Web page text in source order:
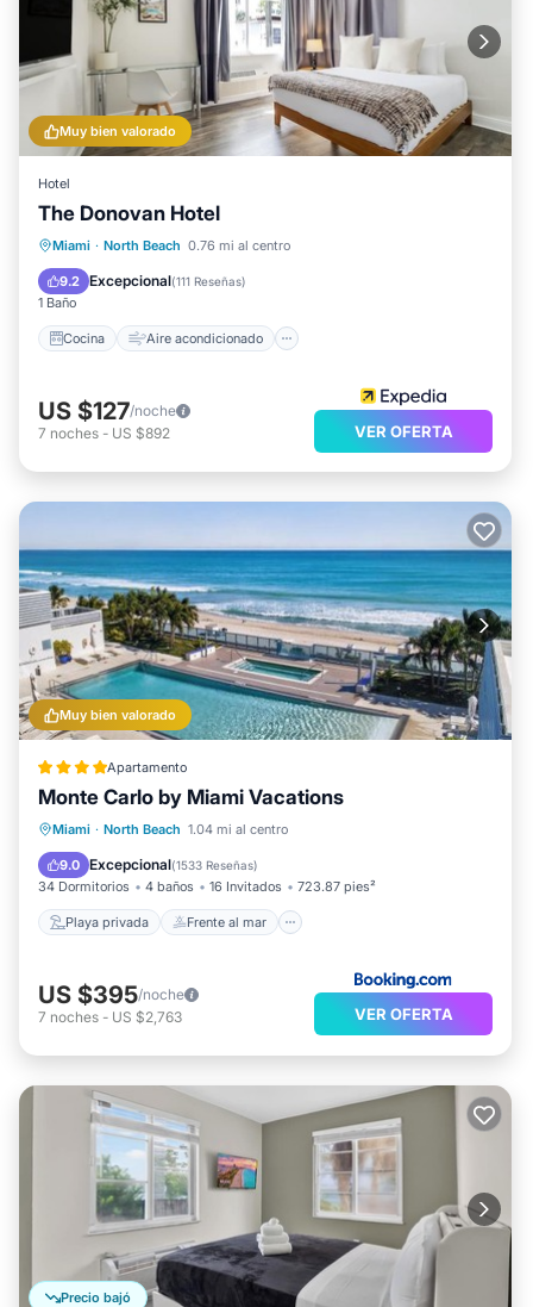
Muy bien valorado
Hotel
The Donovan Hotel
Miami · North Beach 0.76 mi al centro
9.2 Excepcional(111 Reseñas)
1 Baño
Cocina Aire acondicionado
Cocina Aire acondicionado
Apto para niños
US $127/noche
7 noches - US $892 VER OFERTA
Muy bien valorado
Apartamento
Monte Carlo by Miami Vacations
Miami · North Beach 1.04 mi al centro
9.0 Excepcional(1533 Reseñas)
34 Dormitorios 4 baños 16 Invitados 723.87 pies²
Playa privada Frente al mar
Playa privada
Frente al mar
Bañera de hidromasaje
Estación de carga para vehículos eléctricos
US $395/noche
7 noches - US $2,763 VER OFERTA
Precio bajó